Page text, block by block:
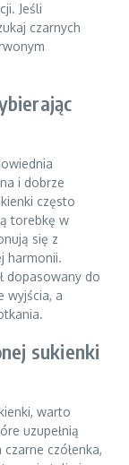
Jeśli
czarnych
i dobrze
często
torebkę w
się z
harmonii.
dopasowany do
wyjścia, a
sukienki
warto
uzupełnią
czółenka,